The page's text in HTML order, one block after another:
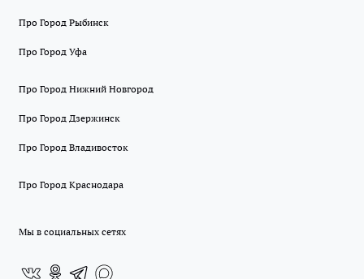
Про Город Рыбинск
Про Город Уфа
Про Город Нижний Новгород
Про Город Дзержинск
Про Город Владивосток
Про Город Краснодара
Мы в социальных сетях